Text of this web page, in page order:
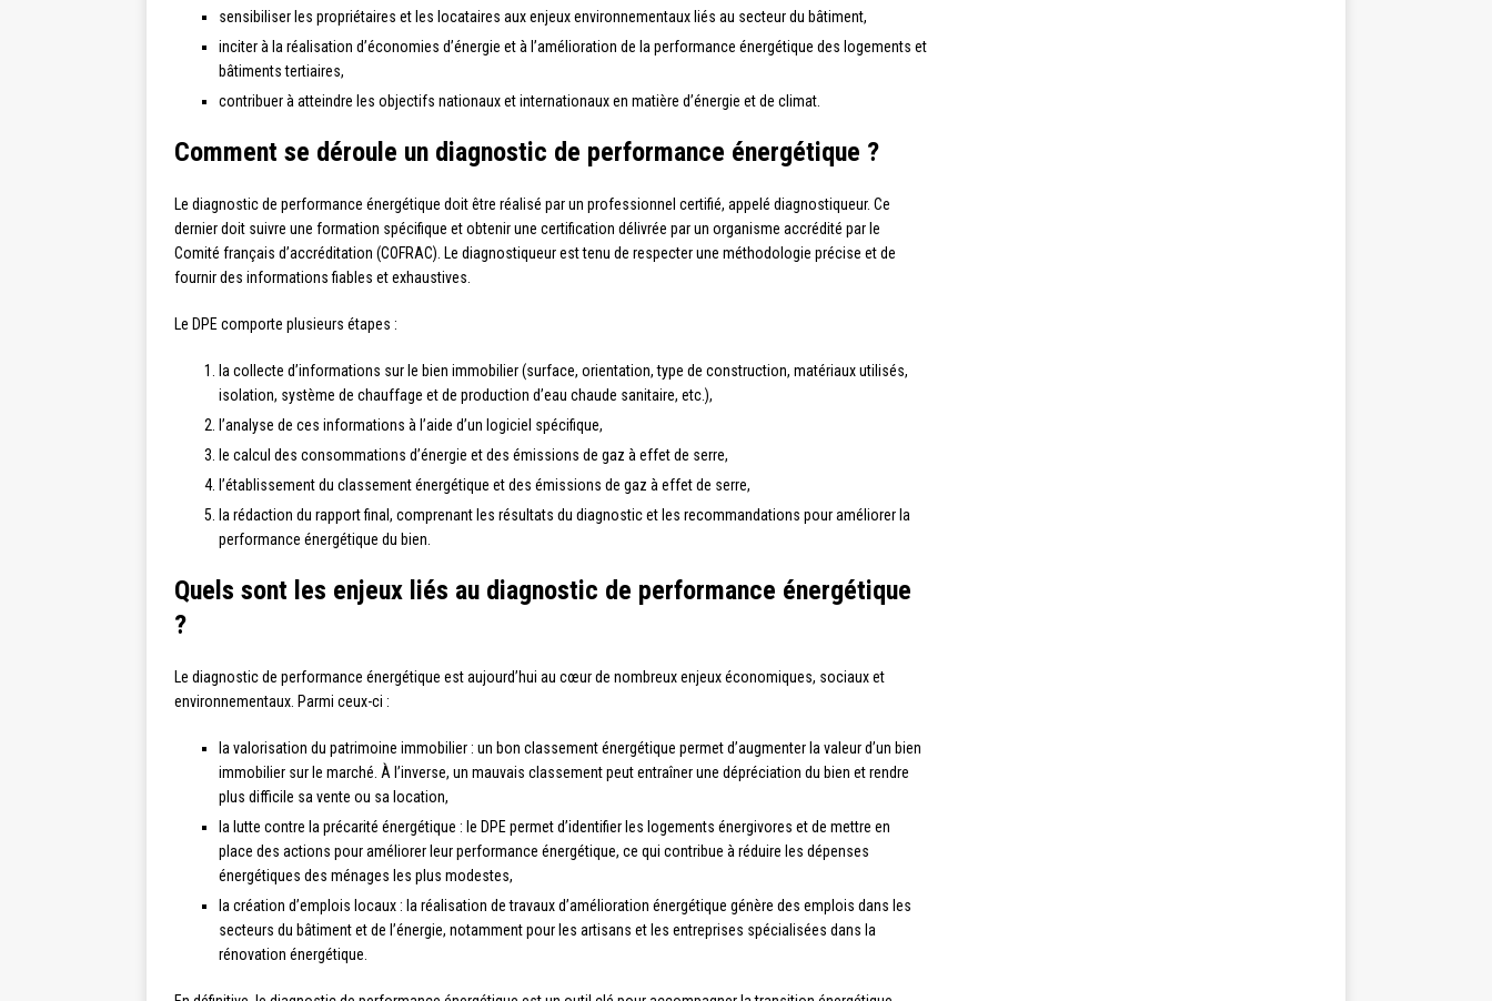
sensibiliser les propriétaires et les locataires aux enjeux environnementaux liés au secteur du bâtiment,
inciter à la réalisation d’économies d’énergie et à l’amélioration de la performance énergétique des logements et
bâtiments tertiaires,
contribuer à atteindre les objectifs nationaux et internationaux en matière d’énergie et de climat.
Comment se déroule un diagnostic de performance énergétique ?
Le diagnostic de performance énergétique doit être réalisé par un professionnel certifié, appelé diagnostiqueur. Ce
dernier doit suivre une formation spécifique et obtenir une certification délivrée par un organisme accrédité par le
Comité français d’accréditation (COFRAC). Le diagnostiqueur est tenu de respecter une méthodologie précise et de
fournir des informations fiables et exhaustives.
Le DPE comporte plusieurs étapes :
la collecte d’informations sur le bien immobilier (surface, orientation, type de construction, matériaux utilisés,
isolation, système de chauffage et de production d’eau chaude sanitaire, etc.),
l’analyse de ces informations à l’aide d’un logiciel spécifique,
le calcul des consommations d’énergie et des émissions de gaz à effet de serre,
l’établissement du classement énergétique et des émissions de gaz à effet de serre,
la rédaction du rapport final, comprenant les résultats du diagnostic et les recommandations pour améliorer la
performance énergétique du bien.
Quels sont les enjeux liés au diagnostic de performance énergétique
?
Le diagnostic de performance énergétique est aujourd’hui au cœur de nombreux enjeux économiques, sociaux et
environnementaux. Parmi ceux-ci :
la valorisation du patrimoine immobilier : un bon classement énergétique permet d’augmenter la valeur d’un bien
immobilier sur le marché. À l’inverse, un mauvais classement peut entraîner une dépréciation du bien et rendre
plus difficile sa vente ou sa location,
la lutte contre la précarité énergétique : le DPE permet d’identifier les logements énergivores et de mettre en
place des actions pour améliorer leur performance énergétique, ce qui contribue à réduire les dépenses
énergétiques des ménages les plus modestes,
la création d’emplois locaux : la réalisation de travaux d’amélioration énergétique génère des emplois dans les
secteurs du bâtiment et de l’énergie, notamment pour les artisans et les entreprises spécialisées dans la
rénovation énergétique.